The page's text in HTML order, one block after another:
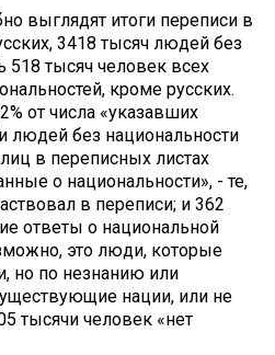
выглядят итоги переписи в
3418 тысяч людей без
518 тысяч человек всех
кроме русских.
от числа «указавших
людей без национальности
в переписных листах
о национальности», - те,
в переписи; и 362
ответы о национальной
это люди, которые
но по незнанию или
нации, или не
тысячи человек «нет